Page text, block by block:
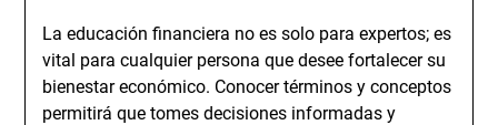
La educación financiera no es solo para expertos; es
vital para cualquier persona que desee fortalecer su
bienestar económico. Conocer términos y conceptos
permitirá que tomes decisiones informadas y